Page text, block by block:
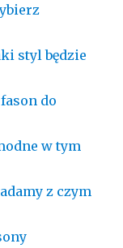
styl będzie
do
w tym
z czym